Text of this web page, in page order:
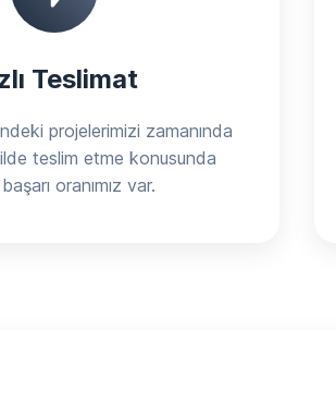
Teslimat
projelerimizi zamanında
teslim etme konusunda
oranımız var.